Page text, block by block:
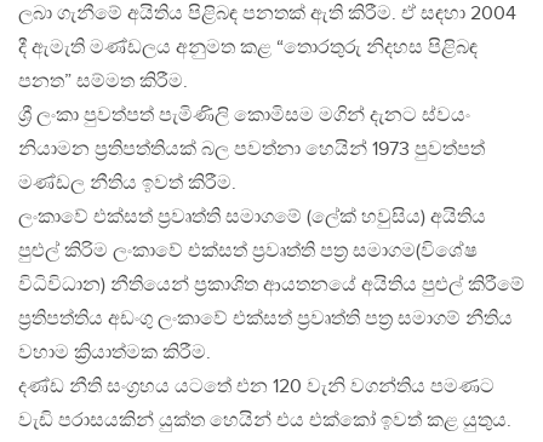
ලබා ගැනීමේ අයිතිය පිළිබඳ පනතක් ඇති කිරීම. ඒ සඳහා 2004
දී ඇමැති මණ්ඩලය අනුමත කළ “තොරතුරු නිදහස පිළිබඳ
පනත” සම්මත කිරීම.
ශ්‍රී ලංකා පුවත්පත් පැමිණිලි කොමිසම මගින් දැනට ස්වයං
නියාමන ප්‍රතිපත්තියක් බල පවත්නා හෙයින් 1973 පුවත්පත්
මණ්ඩල නීතිය ඉවත් කිරීම.
ලංකාවේ එක්සත් ප්‍රවෘත්ති සමාගමේ (ලේක් හවුසිය) අයිතිය
පුළුල් කිරිම ලංකාවේ එක්සත් ප්‍රවෘත්ති පත්‍ර සමාගම(විශේෂ
විධිවිධාන) නීතියෙන් ප්‍රකාශිත ආයතනයේ අයිතිය පුළුල් කිරීමේ
ප්‍රතිපත්තිය අඩංගු ලංකාවේ එක්සත් ප්‍රවෘත්ති පත්‍ර සමාගම් නීතිය
වහාම ක්‍රියාත්මක කිරීම.
දණ්ඩ නීති සංග්‍රහය යටතේ එන 120 වැනි වගන්තිය පමණට
වැඩි පරාසයකින් යුක්ත හෙයින් එය එක්කෝ ඉවත් කළ යුතුය.